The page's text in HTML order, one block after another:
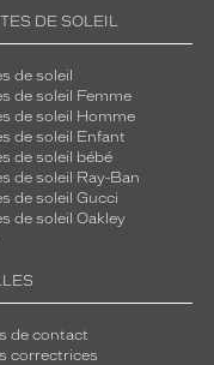
DE SOLEIL
de soleil
de soleil Femme
de soleil Homme
de soleil Enfant
de soleil bébé
de soleil Ray-Ban
de soleil Gucci
de soleil Oakley
de contact
correctrices